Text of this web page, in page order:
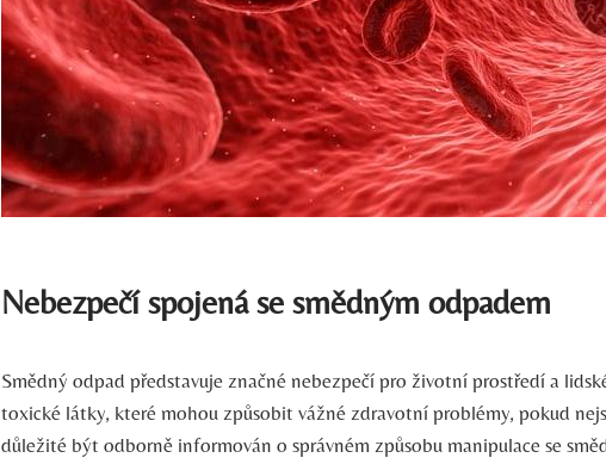
Nebezpečí spojená se smědným odpadem
Smědný odpad‍ představuje značné nebezpečí pro životní prostředí a
toxické látky, které mohou způsobit ⁣vážné ⁣zdravotní problémy, pokud
důležité být odborně⁢ informován o správném způsobu manipulace se